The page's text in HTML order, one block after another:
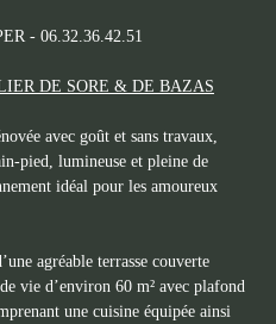
- 06.32.36.42.51
DE SORE & DE BAZAS
avec goût et sans travaux,
pied, lumineuse et pleine de
idéal pour les amoureux
agréable terrasse couverte
vie d’environ 60 m² avec plafond
une cuisine équipée ainsi